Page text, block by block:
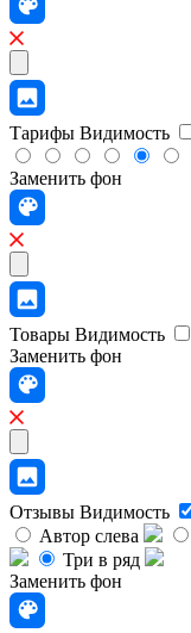
Тарифы Видимость
Заменить фон
Товары Видимость
Заменить фон
Отзывы Видимость
Автор слева
Три в ряд
Заменить фон